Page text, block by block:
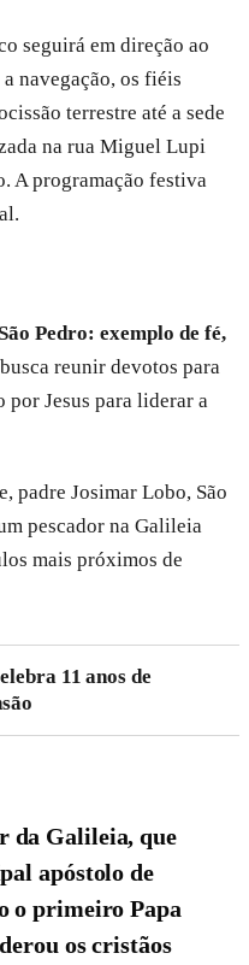
seguirá em direção ao
navegação, os fiéis
terrestre até a sede
na rua Miguel Lupi
A programação festiva
Pedro: exemplo de fé,
reunir devotos para
por Jesus para liderar a
padre Josimar Lobo, São
pescador na Galileia
mais próximos de
11 anos de
da Galileia, que
apóstolo de
o primeiro Papa
os cristãos